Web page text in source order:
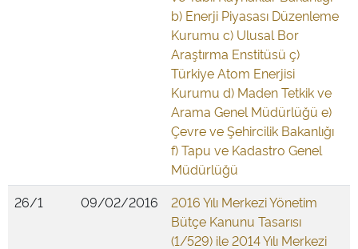
b) Enerji Piyasası Düzenleme
Kurumu c) Ulusal Bor
Araştırma Enstitüsü ç)
Türkiye Atom Enerjisi
Kurumu d) Maden Tetkik ve
Arama Genel Müdürlüğü e)
Çevre ve Şehircilik Bakanlığı
f) Tapu ve Kadastro Genel
Müdürlüğü
26/1
09/02/2016
2016 Yılı Merkezi Yönetim
Bütçe Kanunu Tasarısı
(1/529) ile 2014 Yılı Merkezi